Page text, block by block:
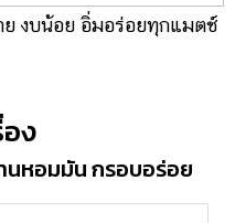
งบน้อย อิ่มอร่อยทุกแมตช์
ง
นหอมมัน กรอบอร่อย